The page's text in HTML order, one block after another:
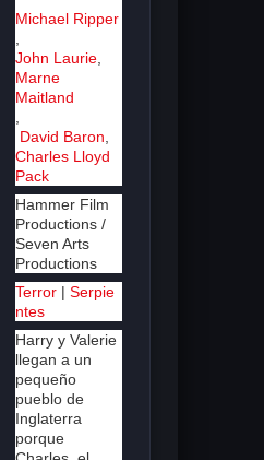
Michael Ripper
John Laurie
Marne
Maitland
David Baron
Charles Lloyd
Pack
Hammer Film
Productions /
Seven Arts
Productions
Terror | Serpie
ntes
Harry y Valerie
llegan a un
pequeño
pueblo de
Inglaterra
porque